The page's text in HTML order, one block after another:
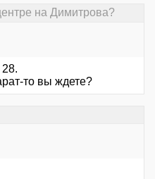
на Димитрова?
то вы ждете?